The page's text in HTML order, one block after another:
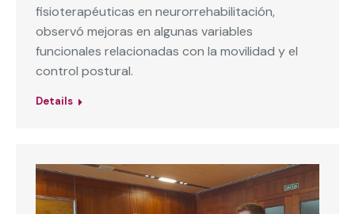
fisioterapéuticas en neurorrehabilitación,
observó mejoras en algunas variables
funcionales relacionadas con la movilidad y el
control postural.
Details